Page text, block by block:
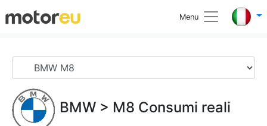
Menu
BMW > M8 Consumi reali